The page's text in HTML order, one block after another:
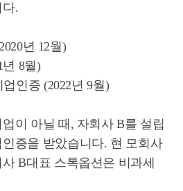
다.
년 12월)
년 8월)
인증 (2022년 9월)
이 아닐 때, 자회사 B를 설립
증을 받았습니다. 현 모회사
B대표 스톡옵션은 비과세